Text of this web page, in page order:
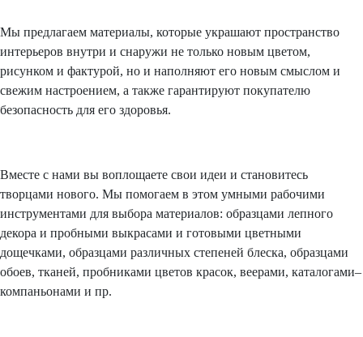
Мы предлагаем материалы, которые украшают пространство
интерьеров внутри и снаружи не только новым цветом,
рисунком и фактурой, но и наполняют его новым смыслом и
свежим настроением, а также гарантируют покупателю
безопасность для его здоровья.
Вместе с нами вы воплощаете свои идеи и становитесь
творцами нового. Мы помогаем в этом умными рабочими
инструментами для выбора материалов: образцами лепного
декора и пробными выкрасами и готовыми цветными
дощечками, образцами различных степеней блеска, образцами
обоев, тканей, пробниками цветов красок, веерами, каталогами–
компаньонами и пр.